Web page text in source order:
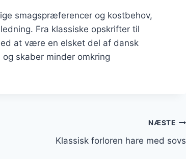
smagspræferencer og kostbehov,
Fra klassiske opskrifter til
at være en elsket del af dansk
skaber minder omkring
NÆSTE
Klassisk forloren hare med sovs